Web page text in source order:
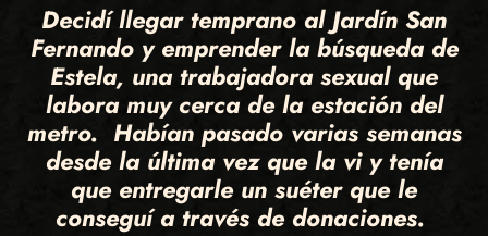
Decidí llegar temprano al Jardín San
Fernando y emprender la búsqueda de
Estela, una trabajadora sexual que
labora muy cerca de la estación del
metro. Habían pasado varias semanas
desde la última vez que la vi y tenía
que entregarle un suéter que le
conseguí a través de donaciones.